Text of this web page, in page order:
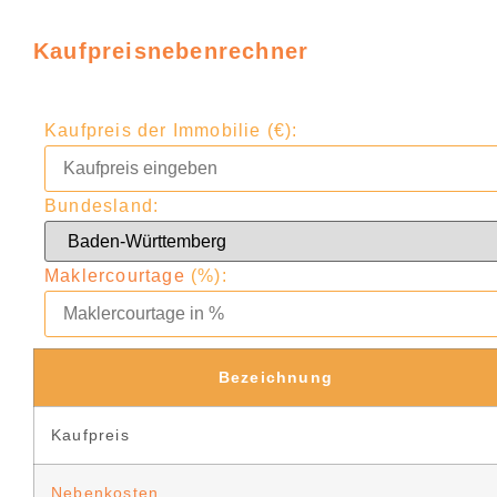
Kaufpreisnebenrechner
Kaufpreis der Immobilie (€):
Bundesland:
Maklercourtage (%):
Bezeichnung
Kaufpreis
Nebenkosten